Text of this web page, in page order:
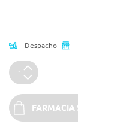
Despacho Retiro
FARMACIA SIN